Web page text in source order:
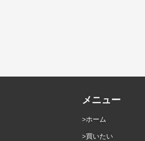
メニュー
ホーム
買いたい